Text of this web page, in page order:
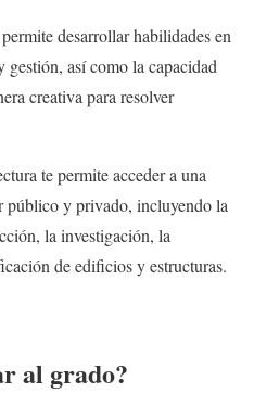
desarrollar habilidades en
así como la capacidad
creativa para resolver
te permite acceder a una
público y privado, incluyendo la
la investigación, la
de edificios y estructuras.
al grado?